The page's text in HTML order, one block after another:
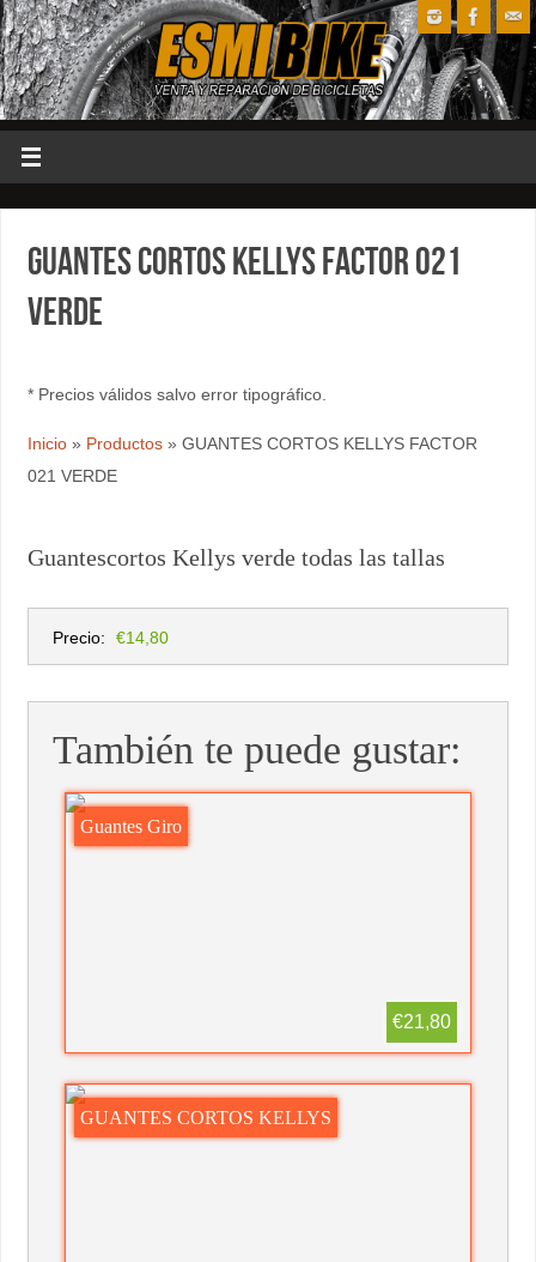
GUANTES CORTOS KELLYS FACTOR 021
VERDE
* Precios válidos salvo error tipográfico.
Inicio» Productos» GUANTES CORTOS KELLYS FACTOR
021 VERDE
Guantescortos Kellys verde todas las tallas
Precio: €14,80
También te puede gustar:
Guantes Giro
€21,80
GUANTES CORTOS KELLYS